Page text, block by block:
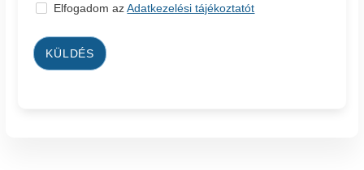
Elfogadom azAdatkezelési tájékoztatót
KÜLDÉS